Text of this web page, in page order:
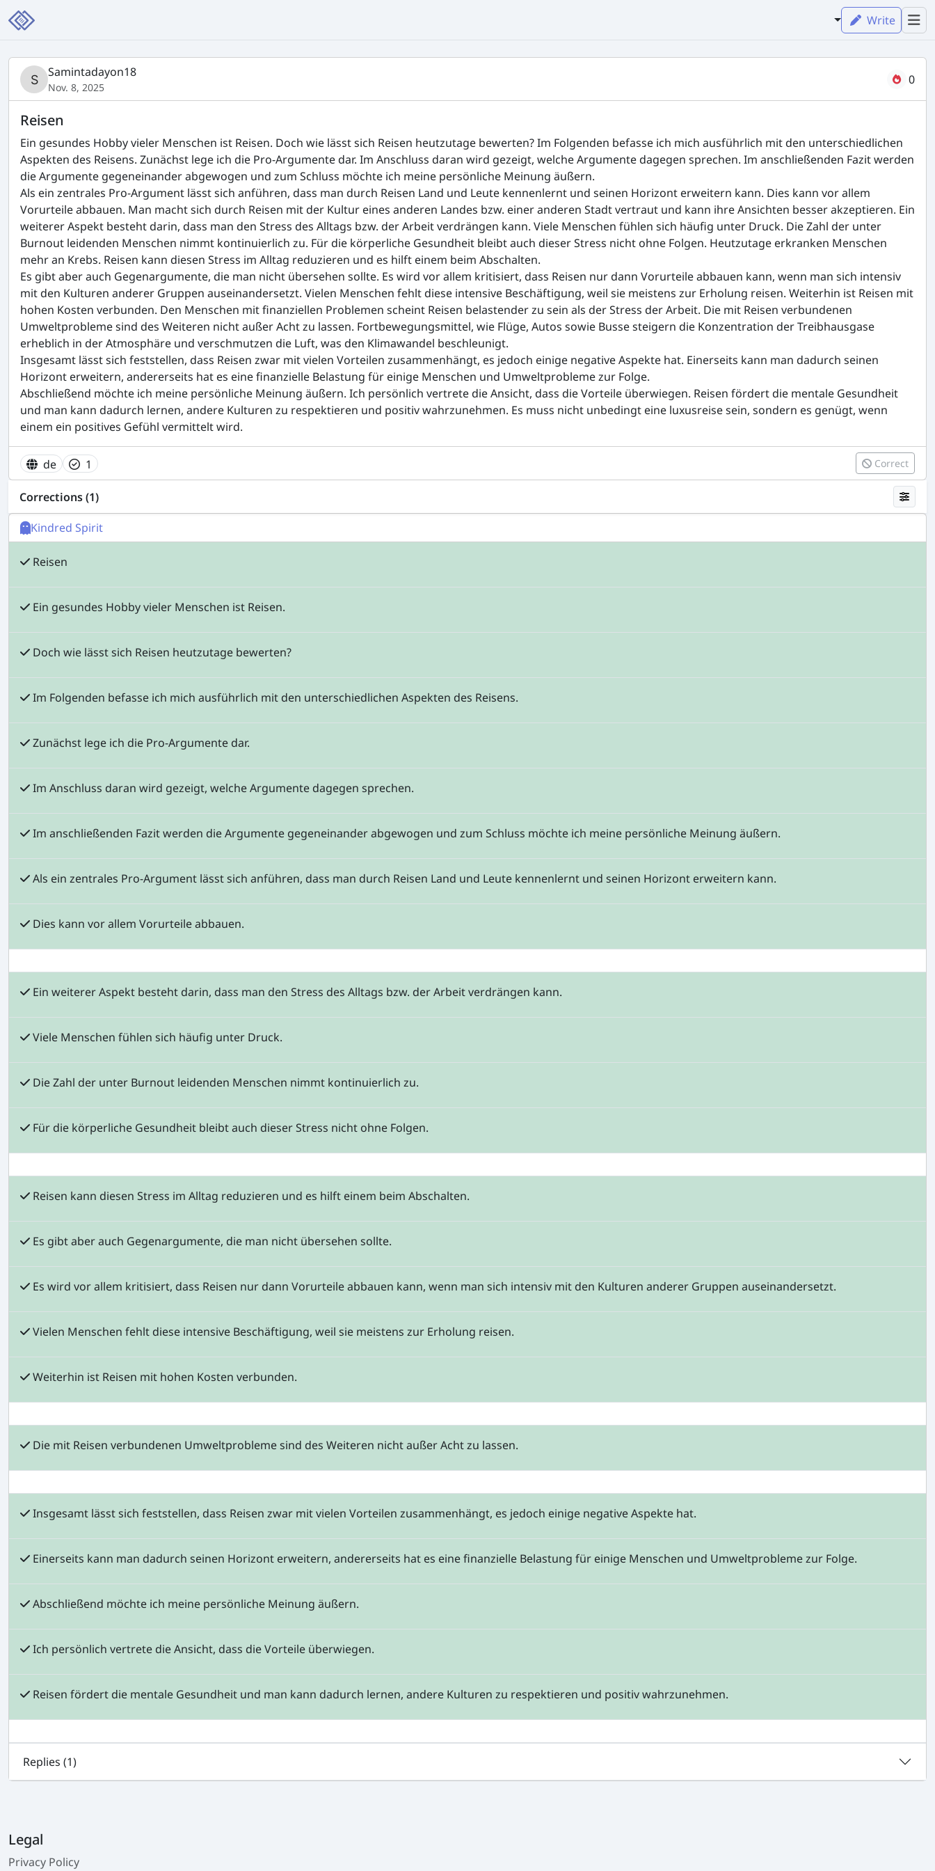
Write
Samintadayon18
Nov. 8, 2025
0
Reisen
Ein gesundes Hobby vieler Menschen ist Reisen. Doch wie lässt sich Reisen heutzutage bewerten? Im Folgenden befasse ich mich ausführlich mit den unterschiedlichen
Aspekten des Reisens. Zunächst lege ich die Pro-Argumente dar. Im Anschluss daran wird gezeigt, welche Argumente dagegen sprechen. Im anschließenden Fazit werden
die Argumente gegeneinander abgewogen und zum Schluss möchte ich meine persönliche Meinung äußern.
Als ein zentrales Pro-Argument lässt sich anführen, dass man durch Reisen Land und Leute kennenlernt und seinen Horizont erweitern kann. Dies kann vor allem
Vorurteile abbauen. Man macht sich durch Reisen mit der Kultur eines anderen Landes bzw. einer anderen Stadt vertraut und kann ihre Ansichten besser akzeptieren. Ein
weiterer Aspekt besteht darin, dass man den Stress des Alltags bzw. der Arbeit verdrängen kann. Viele Menschen fühlen sich häufig unter Druck. Die Zahl der unter
Burnout leidenden Menschen nimmt kontinuierlich zu. Für die körperliche Gesundheit bleibt auch dieser Stress nicht ohne Folgen. Heutzutage erkranken Menschen
mehr an Krebs. Reisen kann diesen Stress im Alltag reduzieren und es hilft einem beim Abschalten.
Es gibt aber auch Gegenargumente, die man nicht übersehen sollte. Es wird vor allem kritisiert, dass Reisen nur dann Vorurteile abbauen kann, wenn man sich intensiv
mit den Kulturen anderer Gruppen auseinandersetzt. Vielen Menschen fehlt diese intensive Beschäftigung, weil sie meistens zur Erholung reisen. Weiterhin ist Reisen mit
hohen Kosten verbunden. Den Menschen mit finanziellen Problemen scheint Reisen belastender zu sein als der Stress der Arbeit. Die mit Reisen verbundenen
Umweltprobleme sind des Weiteren nicht außer Acht zu lassen. Fortbewegungsmittel, wie Flüge, Autos sowie Busse steigern die Konzentration der Treibhausgase
erheblich in der Atmosphäre und verschmutzen die Luft, was den Klimawandel beschleunigt.
Insgesamt lässt sich feststellen, dass Reisen zwar mit vielen Vorteilen zusammenhängt, es jedoch einige negative Aspekte hat. Einerseits kann man dadurch seinen
Horizont erweitern, andererseits hat es eine finanzielle Belastung für einige Menschen und Umweltprobleme zur Folge.
Abschließend möchte ich meine persönliche Meinung äußern. Ich persönlich vertrete die Ansicht, dass die Vorteile überwiegen. Reisen fördert die mentale Gesundheit
und man kann dadurch lernen, andere Kulturen zu respektieren und positiv wahrzunehmen. Es muss nicht unbedingt eine luxusreise sein, sondern es genügt, wenn
einem ein positives Gefühl vermittelt wird.
de 1 Correct
Corrections (1)
Kindred Spirit
Reisen
Ein gesundes Hobby vieler Menschen ist Reisen.
Doch wie lässt sich Reisen heutzutage bewerten?
Im Folgenden befasse ich mich ausführlich mit den unterschiedlichen Aspekten des Reisens.
Zunächst lege ich die Pro-Argumente dar.
Im Anschluss daran wird gezeigt, welche Argumente dagegen sprechen.
Im anschließenden Fazit werden die Argumente gegeneinander abgewogen und zum Schluss möchte ich meine persönliche Meinung äußern.
Als ein zentrales Pro-Argument lässt sich anführen, dass man durch Reisen Land und Leute kennenlernt und seinen Horizont erweitern kann.
Dies kann vor allem Vorurteile abbauen.
Ein weiterer Aspekt besteht darin, dass man den Stress des Alltags bzw. der Arbeit verdrängen kann.
Viele Menschen fühlen sich häufig unter Druck.
Die Zahl der unter Burnout leidenden Menschen nimmt kontinuierlich zu.
Für die körperliche Gesundheit bleibt auch dieser Stress nicht ohne Folgen.
Reisen kann diesen Stress im Alltag reduzieren und es hilft einem beim Abschalten.
Es gibt aber auch Gegenargumente, die man nicht übersehen sollte.
Es wird vor allem kritisiert, dass Reisen nur dann Vorurteile abbauen kann, wenn man sich intensiv mit den Kulturen anderer Gruppen auseinandersetzt.
Vielen Menschen fehlt diese intensive Beschäftigung, weil sie meistens zur Erholung reisen.
Weiterhin ist Reisen mit hohen Kosten verbunden.
Die mit Reisen verbundenen Umweltprobleme sind des Weiteren nicht außer Acht zu lassen.
Insgesamt lässt sich feststellen, dass Reisen zwar mit vielen Vorteilen zusammenhängt, es jedoch einige negative Aspekte hat.
Einerseits kann man dadurch seinen Horizont erweitern, andererseits hat es eine finanzielle Belastung für einige Menschen und Umweltprobleme zur Folge.
Abschließend möchte ich meine persönliche Meinung äußern.
Ich persönlich vertrete die Ansicht, dass die Vorteile überwiegen.
Reisen fördert die mentale Gesundheit und man kann dadurch lernen, andere Kulturen zu respektieren und positiv wahrzunehmen.
Replies (1)
Legal
Privacy Policy